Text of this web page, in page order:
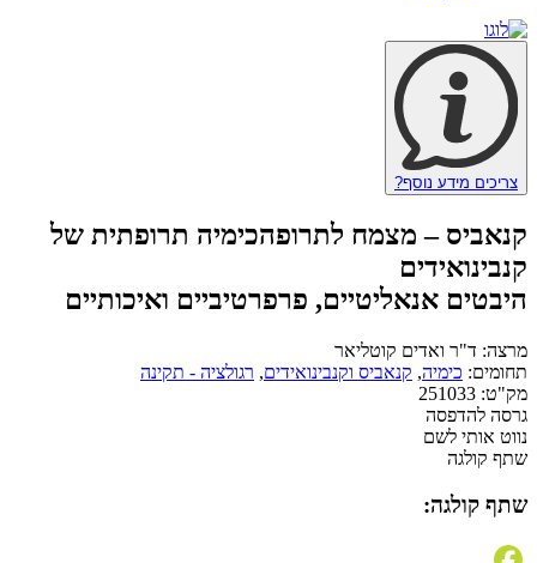
צריכים מידע נוסף?
קנאביס – מצמח לתרופהכימיה תרופתית של
קנבינואידים
היבטים אנאליטיים, פרפרטיביים ואיכותיים
מרצה: ד"ר ואדים קוטליאר
תחומים: כימיה, קנאביס וקנבינואידים, רגולציה - תקינה
מק"ט: 251033
גרסה להדפסה
נווט אותי לשם
שתף קולגה
שתף קולגה: